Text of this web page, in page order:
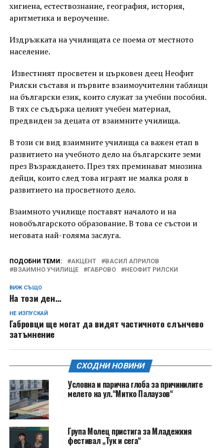
хигиена, естествознание, география, история,
аритметика и вероучение.
Издръжката на училищата се поема от местното
население.
Известният просветен и църковен деец Неофит
Рилски съставя и първите взаимоучителни таблици
на български език, които служат за учебни пособия.
В тях се съдържа целият учебен материал,
предвиден за децата от взаимните училища.
В този си вид взаимните училища са важен етап в
развитието на учебното дело на българските земи
през Възраждането. През тях преминават мнозина
дейци, които след това играят не малка роля в
развитието на просветното дело.
Взаимното училище поставят началото и на
новобългарското образование. В това се състои и
неговата най-голяма заслуга.
ПОДОБНИ ТЕМИ: АКЦЕНТ
ВАСИЛ АПРИЛОВ
ВЗАИМНО УЧИЛИЩЕ
ГАБРОВО НЕОФИТ РИЛСКИ
ВИЖ СЪЩО
На този ден…
НЕ ИЗПУСКАЙ
Габровци ще могат да видят частичното слънчево
затъмнение
СХОДНИ НОВИНИ
Условна и парична глоба за причинилите
мелето на ул.“Митко Палаузов“
Група Молец пристига за Младежкия
фестивал „Тук и сега“